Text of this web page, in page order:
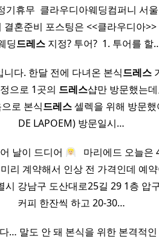
기휴무 ​ 클라우디아웨딩컴퍼니 서
결혼준비 포스팅은 <<클라우디아
딩드레스 지정? 투어? ​ 1. 투어를 할
다. 한달 전에 다녀온 본식드레스
으로 1곳의 드레스샵만 방문했는
로 본식드레스셀렉을 위해 방문했
DE LAPOEM) 방문일시…
날이 드디어
마리에드 오늘
리 계약해서 인상 전 가격인데 예
시 강남구 도산대로25길 29 1층 압
커피 한잔씩 하고 20-30…
… 말도 안 돼 본식을 위한 본격적